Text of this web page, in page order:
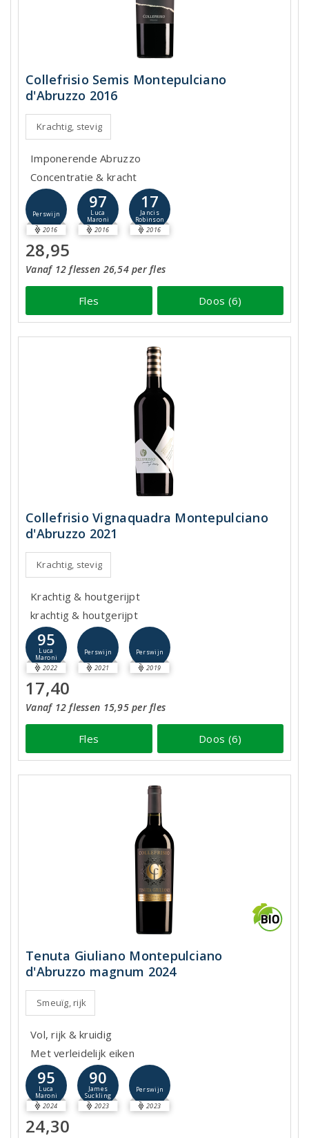
Collefrisio Semis Montepulciano
d'Abruzzo 2016
Krachtig, stevig
Imponerende Abruzzo
Concentratie & kracht
Perswijn
2016
97
Luca
Maroni
2016
17
Jancis
Robinson
2016
28,95
Vanaf 12 flessen 26,54 per fles
Fles Doos (6)
Collefrisio Vignaquadra Montepulciano
d'Abruzzo 2021
Krachtig, stevig
Krachtig & houtgerijpt
krachtig & houtgerijpt
95
Luca
Maroni
2022
Perswijn
2021
Perswijn
2019
17,40
Vanaf 12 flessen 15,95 per fles
Fles Doos (6)
Tenuta Giuliano Montepulciano
d'Abruzzo magnum 2024
Smeuïg, rijk
Vol, rijk & kruidig
Met verleidelijk eiken
95
Luca
Maroni
2024
90
James
Suckling
2023
Perswijn
2023
24,30